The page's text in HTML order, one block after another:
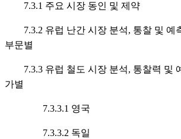
7.3.1 주요 시장 동인 및 제약
7.3.2 유럽 난간 시장 분석, 통찰 및 예
부문별
7.3.3 유럽 철도 시장 분석, 통찰력 및
가별
7.3.3.1 영국
7.3.3.2 독일